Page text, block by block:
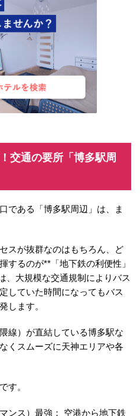
交通の要所「博多駅周
である「博多駅周辺」は、ま
スが抜群なのはもちろん、ど
するのが**「地下鉄の利便性」
、大規模な交通規制によりバス
していた時間になってもバス
します。
線）が直結している博多駅な
くスムーズに天神エリアや各
す。
ンス）最強： 空港から地下鉄